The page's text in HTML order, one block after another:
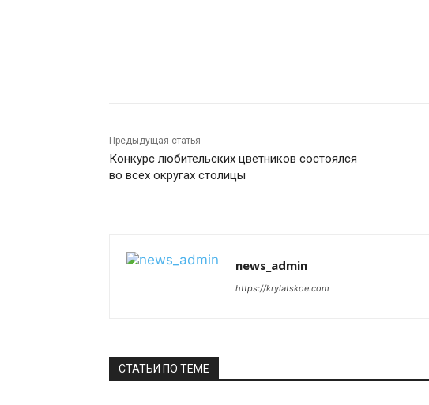
Предыдущая статья
Конкурс любительских цветников состоялся
во всех округах столицы
news_admin
https://krylatskoe.com
СТАТЬИ ПО ТЕМЕ